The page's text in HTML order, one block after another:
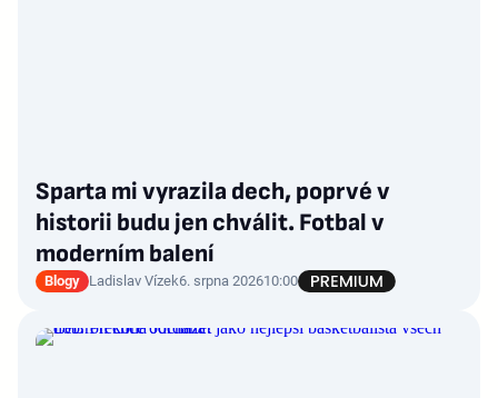
Sparta mi vyrazila dech, poprvé v
historii budu jen chválit. Fotbal v
moderním balení
Blogy Ladislav Vízek6. srpna 202610:00